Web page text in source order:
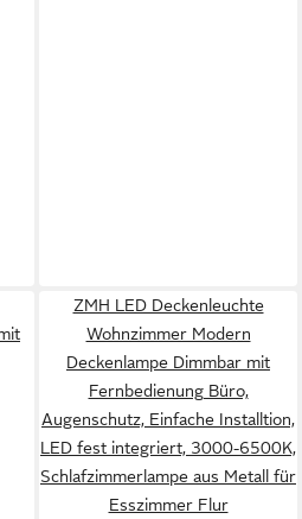
ZMH LED Deckenleuchte
Wohnzimmer Modern
Deckenlampe Dimmbar mit
Fernbedienung Büro,
Augenschutz, Einfache Installtion,
LED fest integriert, 3000-6500K,
Schlafzimmerlampe aus Metall für
Esszimmer Flur